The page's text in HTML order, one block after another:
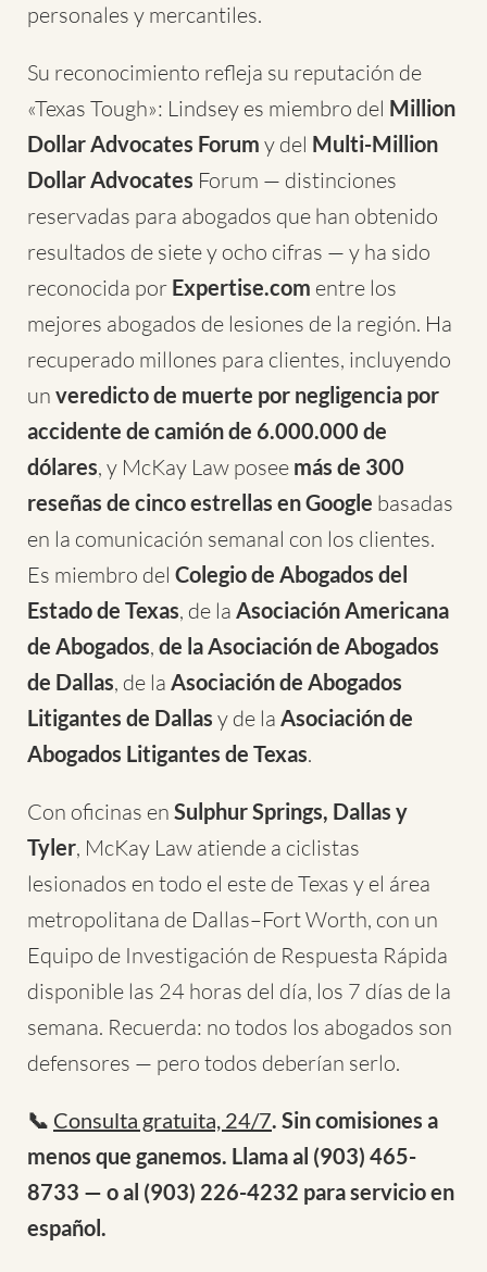
personales y mercantiles.
Su reconocimiento refleja su reputación de
«Texas Tough»: Lindsey es miembro del Million
Dollar Advocates Forum y del Multi-Million
Dollar Advocates Forum — distinciones
reservadas para abogados que han obtenido
resultados de siete y ocho cifras — y ha sido
reconocida por Expertise.com entre los
mejores abogados de lesiones de la región. Ha
recuperado millones para clientes, incluyendo
un veredicto de muerte por negligencia por
accidente de camión de 6.000.000 de
dólares, y McKay Law posee más de 300
reseñas de cinco estrellas en Google basadas
en la comunicación semanal con los clientes.
Es miembro del Colegio de Abogados del
Estado de Texas, de la Asociación Americana
de Abogados, de la Asociación de Abogados
de Dallas, de la Asociación de Abogados
Litigantes de Dallas y de la Asociación de
Abogados Litigantes de Texas.
Con oficinas en Sulphur Springs, Dallas y
Tyler, McKay Law atiende a ciclistas
lesionados en todo el este de Texas y el área
metropolitana de Dallas–Fort Worth, con un
Equipo de Investigación de Respuesta Rápida
disponible las 24 horas del día, los 7 días de la
semana. Recuerda: no todos los abogados son
defensores — pero todos deberían serlo.
📞 Consulta gratuita, 24/7. Sin comisiones a
menos que ganemos. Llama al (903) 465-
8733 — o al (903) 226-4232 para servicio en
español.